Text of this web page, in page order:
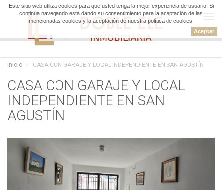
Este sitio web utiliza cookies para que usted tenga la mejor experiencia de usuario. Si
continúa navegando está dando su consentimiento para la aceptación de las
mencionadas cookies y la aceptación de nuestra política de cookies.
Aceptar
Inicio CASA CON GARAJE Y LOCAL INDEPENDIENTE EN SAN AGUSTÍN
CASA CON GARAJE Y LOCAL
INDEPENDIENTE EN SAN
AGUSTÍN